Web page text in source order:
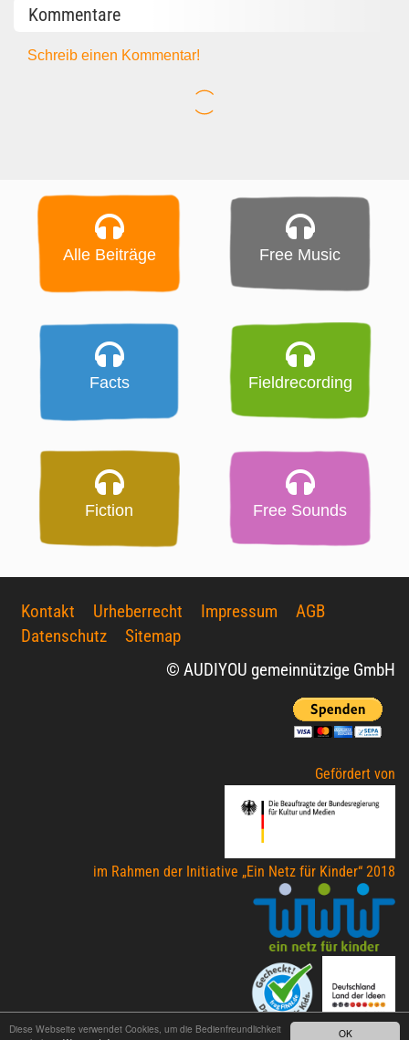
OK
Diese Webseite verwendet Cookies, um die Bedienfreundlichkeit
Kommentare
Schreib einen Kommentar!
Alle Beiträge Free Music
Facts Fieldrecording
Fiction Free Sounds
Kontakt Urheberrecht Impressum
AGB
Datenschutz
Sitemap
© AUDIYOU gemeinnützige GmbH
Gefördert von
im Rahmen der Initiative „Ein Netz für Kinder“ 2018